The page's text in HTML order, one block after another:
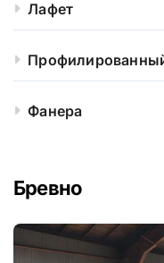
Лафет
Фанера
Бревно